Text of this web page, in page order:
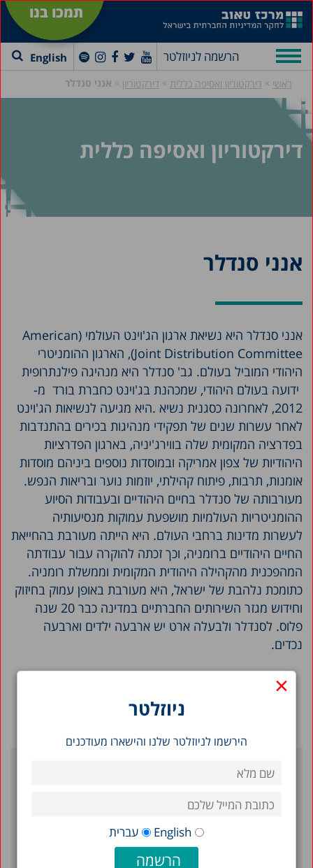
תמכו בנו
הרשמה לניוזלטר English
×
ניוזלטר
הירשמו לניוזלטר שלנו והישארו מעודכנים
English עברית
ראשי » דירקטוריון ואסיפה כללית » דירקטוריון » אנני סנדלר
דירקטוריון ואסיפה כללית
אנני סנדלר
אנני סנדלר היא נשיאת ארגון הג'וינט העולמי (American
Joint Distribution Committee), הארגון ההומניטרי
היהודי המוביל בעולם. גב' סנדלר היא מנהיגה פילנתרופית
ידועה בעולם היהודי, שמכהנת בג'וינט כחברת בורד מ-
2012, לאחרונה כסגנית נשיא .היא מגיעה לנשיאות הג'וינט
לאחר עשרות שנים של תפקידי מנהיגות בכירים בהתנדבות
בפדרציה המקומית שלה בווירג'יניה, בארגון הפדרציות
היהודיות של צפון אמריקה ובמוסדות נוספים ביניהם מוסדות
אומנות, תרבות, פיתוח קהילתי, יוזמות נוער ובריאות הנפש.
מעורבותה של סנדלר בחיים היהודיים ובעבודות הסיוע
ההומניטריות העולמיות מושפעת עמוקות מנסיעותיה
לעשרות מדינות ברחבי העולם. היא הייתה מעורבת בהחייאת
החיים היהודיים ברומניה, וכך זכתה להוקרה עבור עבודתה
המהפכנית מהקהילה היהודית המקומית וממשלת רומניה.
כתומכת נלהבת של ישראל, היא מעורבת באופן עמוק בחיזוק
וחידוש מגזר השירותים החברתיים במדינה כבר 20 שנה
פלוס. לסנדלר ולבעלה ארט יש ארבעה ילדים וארבעה
נכדים.
בחזרה לרשימה המלאה >